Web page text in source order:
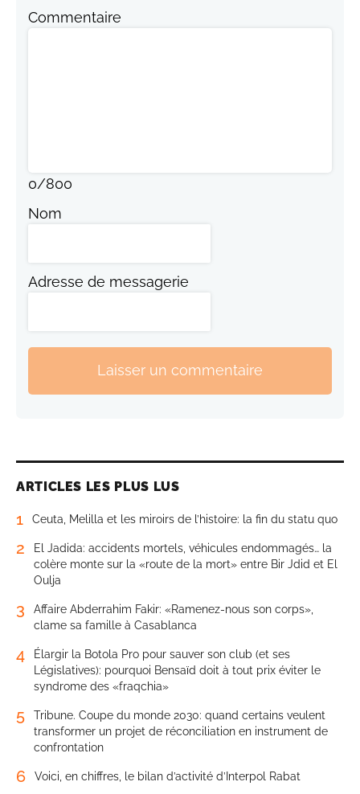
Commentaire
0/800
Nom
Adresse de messagerie
Laisser un commentaire
ARTICLES LES PLUS LUS
1 Ceuta, Melilla et les miroirs de l’histoire: la fin du statu quo
2
El Jadida: accidents mortels, véhicules endommagés… la
colère monte sur la «route de la mort» entre Bir Jdid et El
Oulja
3
Affaire Abderrahim Fakir: «Ramenez-nous son corps»,
clame sa famille à Casablanca
4
Élargir la Botola Pro pour sauver son club (et ses
Législatives): pourquoi Bensaïd doit à tout prix éviter le
syndrome des «fraqchia»
5
Tribune. Coupe du monde 2030: quand certains veulent
transformer un projet de réconciliation en instrument de
confrontation
6 Voici, en chiffres, le bilan d’activité d’Interpol Rabat